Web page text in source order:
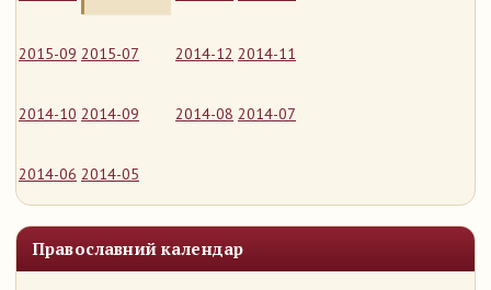
2015-09 2015-07 2014-12 2014-11
2014-10 2014-09 2014-08 2014-07
2014-06 2014-05
Православний календар